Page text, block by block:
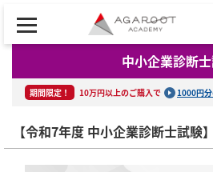
中小企業診断
期間限定！ 10万円以上のご購入で 1000円
【令和7年度 中小企業診断士試験